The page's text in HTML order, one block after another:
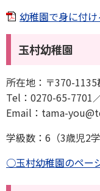
幼稚園で身に付
玉村幼稚園
所在地：〒370-
Tel：0270-65-7701
Email：tama-
学級数：6（3歳児2
○玉村幼稚園のペー